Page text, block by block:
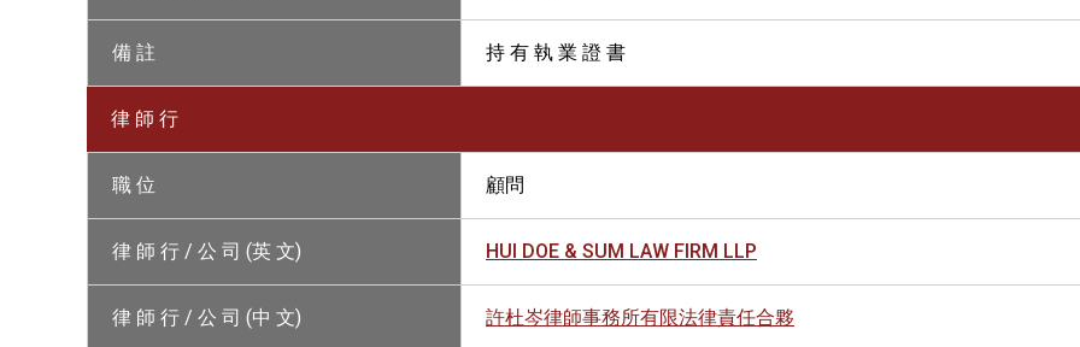
備 註 持 有 執 業 證 書
律 師 行
職 位 顧問
律 師 行 / 公 司 (英 文) HUI DOE & SUM LAW FIRM LLP
律 師 行 / 公 司 (中 文) 許杜岑律師事務所有限法律責任合夥